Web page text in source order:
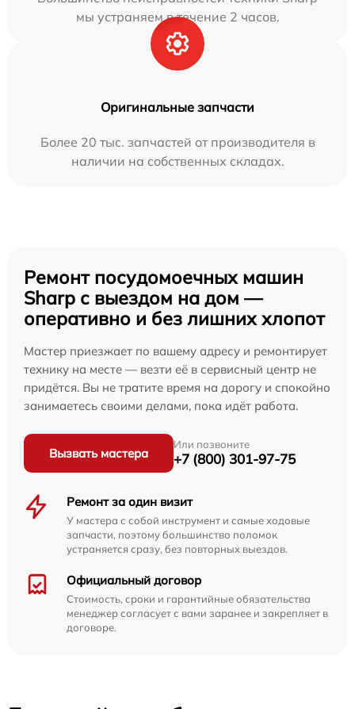
мы устраняем в течение 2 часов.
Оригинальные запчасти
Более 20 тыс. запчастей от производителя в
наличии на собственных складах.
Ремонт посудомоечных машин
Sharp с выездом на дом —
оперативно и без лишних хлопот
Мастер приезжает по вашему адресу и ремонтирует
технику на месте — везти её в сервисный центр не
придётся. Вы не тратите время на дорогу и спокойно
занимаетесь своими делами, пока идёт работа.
Вызвать мастера
Или позвоните
+7 (800) 301-97-75
Ремонт за один визит
У мастера с собой инструмент и самые ходовые
запчасти, поэтому большинство поломок
устраняется сразу, без повторных выездов.
Официальный договор
Стоимость, сроки и гарантийные обязательства
менеджер согласует с вами заранее и закрепляет в
договоре.